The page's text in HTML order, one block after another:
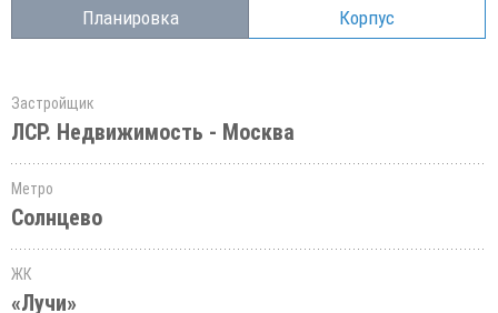
Планировка Корпус
Застройщик
ЛСР. Недвижимость - Москва
Метро
Солнцево
ЖК
«Лучи»